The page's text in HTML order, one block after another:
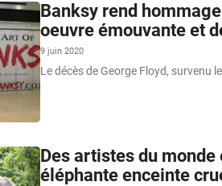
Banksy rend
oeuvre émouvante et
9 juin 2020
Le décès de George Floyd, survenu
Des artistes du
éléphante enceinte